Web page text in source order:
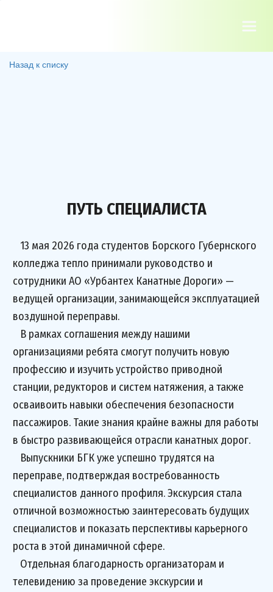
Назад к списку
ПУТЬ СПЕЦИАЛИСТА
13 мая 2026 года студентов Борского Губернского
колледжа тепло принимали руководство и
сотрудники АО «Урбантех Канатные Дороги» —
ведущей организации, занимающейся эксплуатацией
воздушной переправы.
В рамках соглашения между нашими
организациями ребята смогут получить новую
профессию и изучить устройство приводной
станции, редукторов и систем натяжения, а также
осваивоить навыки обеспечения безопасности
пассажиров. Такие знания крайне важны для работы
в быстро развивающейся отрасли канатных дорог.
Выпускники БГК уже успешно трудятся на
переправе, подтверждая востребованность
специалистов данного профиля. Экскурсия стала
отличной возможностью заинтересовать будущих
специалистов и показать перспективы карьерного
роста в этой динамичной сфере.
Отдельная благодарность организаторам и
телевидению за проведение экскурсии и